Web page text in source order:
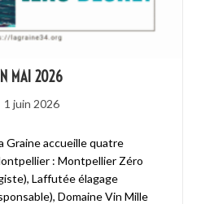
MAI 2026
1 juin 2026
Graine accueille quatre
: Montpellier Zéro
Laffutée élagage
Domaine Vin Mille